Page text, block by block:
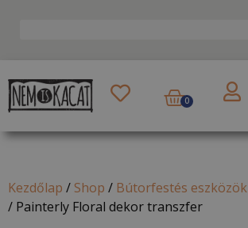
0
Kezdőlap / Shop / Bútorfestés eszközök
/ Painterly Floral dekor transzfer